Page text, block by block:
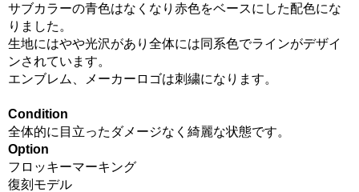
サブカラーの青色はなくなり赤色をベースにした配色にな
りました。
生地にはやや光沢があり全体には同系色でラインがデザイ
ンされています。
エンブレム、メーカーロゴは刺繍になります。
Condition
全体的に目立ったダメージなく綺麗な状態です。
Option
フロッキーマーキング
復刻モデル